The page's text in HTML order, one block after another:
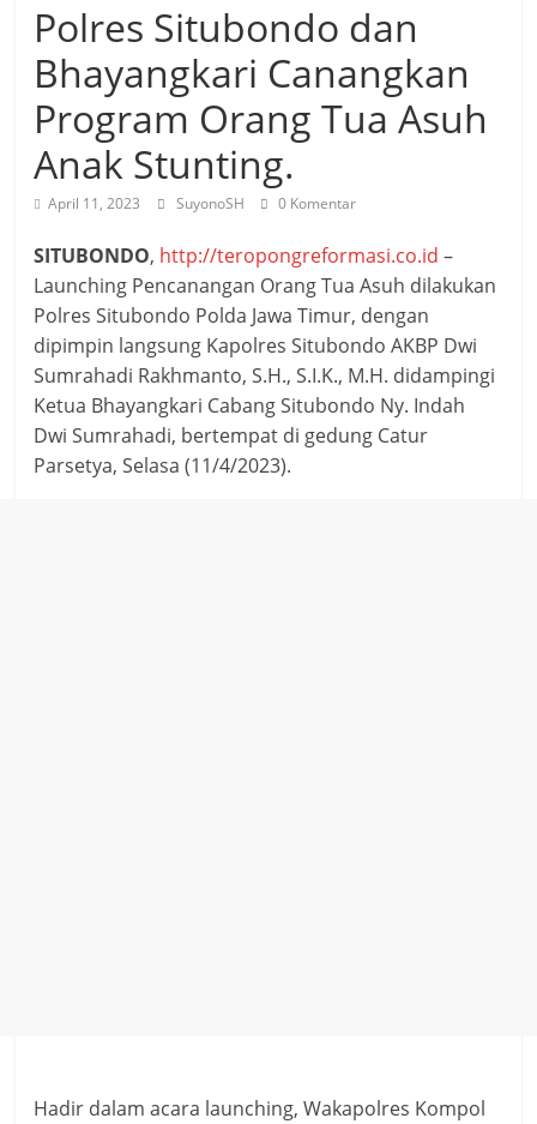
Polres Situbondo dan
Bhayangkari Canangkan
Program Orang Tua Asuh
Anak Stunting.
April 11, 2023 SuyonoSH 0 Komentar
SITUBONDO, http://teropongreformasi.co.id –
Launching Pencanangan Orang Tua Asuh dilakukan
Polres Situbondo Polda Jawa Timur, dengan
dipimpin langsung Kapolres Situbondo AKBP Dwi
Sumrahadi Rakhmanto, S.H., S.I.K., M.H. didampingi
Ketua Bhayangkari Cabang Situbondo Ny. Indah
Dwi Sumrahadi, bertempat di gedung Catur
Parsetya, Selasa (11/4/2023).
Hadir dalam acara launching, Wakapolres Kompol